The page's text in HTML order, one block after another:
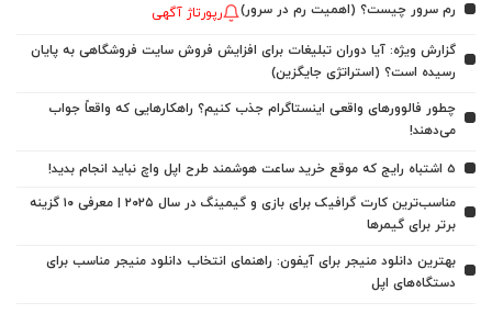
رم سرور چیست؟ (اهمیت رم در سرور) رپورتاژ آگهی
گزارش ویژه: آیا دوران تبلیغات برای افزایش فروش سایت فروشگاهی به پایان
رسیده است؟ (استراتژی جایگزین)
چطور فالوورهای واقعی اینستاگرام جذب کنیم؟ راهکارهایی که واقعاً جواب
می‌دهند!
5 اشتباه رایج که موقع خرید ساعت هوشمند طرح اپل واچ نباید انجام بدید!
مناسب‌ترین کارت گرافیک برای بازی و گیمینگ در سال ۲۰۲۵ | معرفی ۱۰ گزینه
برتر برای گیمرها
بهترین دانلود منیجر برای آیفون: راهنمای انتخاب دانلود منیجر مناسب برای
دستگاه‌های اپل